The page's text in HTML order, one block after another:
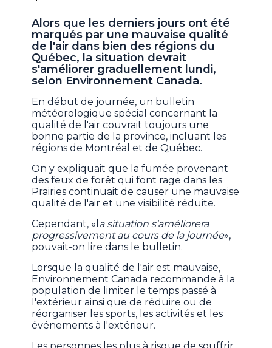
Alors que les derniers jours ont été
marqués par une mauvaise qualité
de l'air dans bien des régions du
Québec, la situation devrait
s'améliorer graduellement lundi,
selon Environnement Canada.
En début de journée, un bulletin
météorologique spécial concernant la
qualité de l'air couvrait toujours une
bonne partie de la province, incluant les
régions de Montréal et de Québec.
On y expliquait que la fumée provenant
des feux de forêt qui font rage dans les
Prairies continuait de causer une mauvaise
qualité de l'air et une visibilité réduite.
Cependant, «l a situation s'améliorera
progressivement au cours de la journée»,
pouvait-on lire dans le bulletin.
Lorsque la qualité de l'air est mauvaise,
Environnement Canada recommande à la
population de limiter le temps passé à
l'extérieur ainsi que de réduire ou de
réorganiser les sports, les activités et les
événements à l'extérieur.